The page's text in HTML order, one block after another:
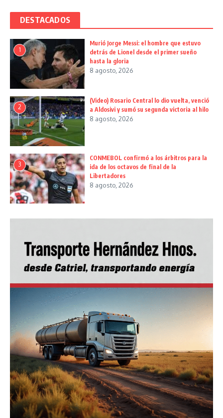
DESTACADOS
1
Murió Jorge Messi: el hombre que estuvo
detrás de Lionel desde el primer sueño
hasta la gloria
8 agosto, 2026
2
(Video) Rosario Central lo dio vuelta, venció
a Aldosivi y sumó su segunda victoria al hilo
8 agosto, 2026
3
CONMEBOL confirmó a los árbitros para la
ida de los octavos de final de la
Libertadores
8 agosto, 2026